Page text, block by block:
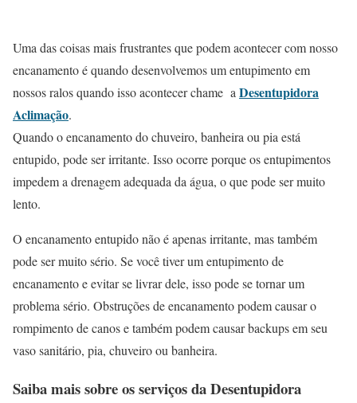
Uma das coisas mais frustrantes que podem acontecer com nosso
encanamento é quando desenvolvemos um entupimento em
nossos ralos quando isso acontecer chame a Desentupidora
Aclimação.
Quando o encanamento do chuveiro, banheira ou pia está
entupido, pode ser irritante. Isso ocorre porque os entupimentos
impedem a drenagem adequada da água, o que pode ser muito
lento.
O encanamento entupido não é apenas irritante, mas também
pode ser muito sério. Se você tiver um entupimento de
encanamento e evitar se livrar dele, isso pode se tornar um
problema sério. Obstruções de encanamento podem causar o
rompimento de canos e também podem causar backups em seu
vaso sanitário, pia, chuveiro ou banheira.
Saiba mais sobre os serviços daDesentupidora